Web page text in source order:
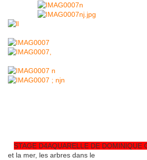
STAGE D4AQUARELLE DE DOMINIQUE
et la mer, les arbres dans le